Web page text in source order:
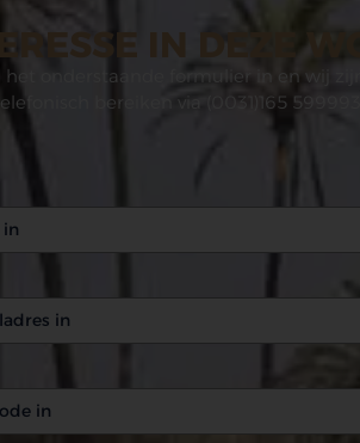
IN DEZE
onderstaande formulier in en wij
bereiken via (0031)165 599993